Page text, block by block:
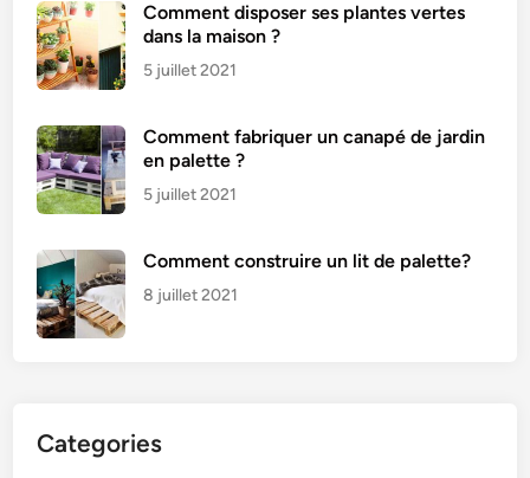
Comment disposer ses plantes vertes
dans la maison ?
5 juillet 2021
Comment fabriquer un canapé de jardin
en palette ?
5 juillet 2021
Comment construire un lit de palette?
8 juillet 2021
Categories